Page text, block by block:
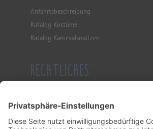
Anfahrtsbeschreibung
Katalog Kostüme
Katalog Karnevalsmützen
RECHTLICHES
Datenschutzerklärung
Allgemeine Geschäftsbedingung